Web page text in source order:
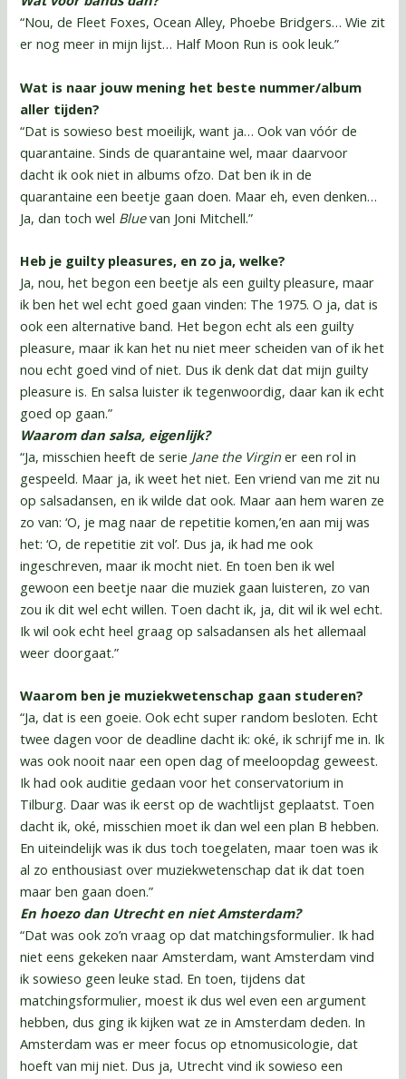
“Nou, de Fleet Foxes, Ocean Alley, Phoebe Bridgers… Wie zit
er nog meer in mijn lijst… Half Moon Run is ook leuk.”
Wat is naar jouw mening het beste nummer/album
aller tijden?
“Dat is sowieso best moeilijk, want ja… Ook van vóór de
quarantaine. Sinds de quarantaine wel, maar daarvoor
dacht ik ook niet in albums ofzo. Dat ben ik in de
quarantaine een beetje gaan doen. Maar eh, even denken…
Ja, dan toch wel Bluevan Joni Mitchell.”
Heb je guilty pleasures, en zo ja, welke?
Ja, nou, het begon een beetje als een guilty pleasure, maar
ik ben het wel echt goed gaan vinden: The 1975. O ja, dat is
ook een alternative band. Het begon echt als een guilty
pleasure, maar ik kan het nu niet meer scheiden van of ik het
nou echt goed vind of niet. Dus ik denk dat dat mijn guilty
pleasure is. En salsa luister ik tegenwoordig, daar kan ik echt
goed op gaan.”
Waarom dan salsa, eigenlijk?
“Ja, misschien heeft de serie Jane the Virginer een rol in
gespeeld. Maar ja, ik weet het niet. Een vriend van me zit nu
op salsadansen, en ik wilde dat ook. Maar aan hem waren ze
zo van: ‘O, je mag naar de repetitie komen,’en aan mij was
het: ‘O, de repetitie zit vol’. Dus ja, ik had me ook
ingeschreven, maar ik mocht niet. En toen ben ik wel
gewoon een beetje naar die muziek gaan luisteren, zo van
zou ik dit wel echt willen. Toen dacht ik, ja, dit wil ik wel echt.
Ik wil ook echt heel graag op salsadansen als het allemaal
weer doorgaat.”
Waarom ben je muziekwetenschap gaan studeren?
“Ja, dat is een goeie. Ook echt super random besloten. Echt
twee dagen voor de deadline dacht ik: oké, ik schrijf me in. Ik
was ook nooit naar een open dag of meeloopdag geweest.
Ik had ook auditie gedaan voor het conservatorium in
Tilburg. Daar was ik eerst op de wachtlijst geplaatst. Toen
dacht ik, oké, misschien moet ik dan wel een plan B hebben.
En uiteindelijk was ik dus toch toegelaten, maar toen was ik
al zo enthousiast over muziekwetenschap dat ik dat toen
maar ben gaan doen.”
En hoezo dan Utrecht en niet Amsterdam?
“Dat was ook zo’n vraag op dat matchingsformulier. Ik had
niet eens gekeken naar Amsterdam, want Amsterdam vind
ik sowieso geen leuke stad. En toen, tijdens dat
matchingsformulier, moest ik dus wel even een argument
hebben, dus ging ik kijken wat ze in Amsterdam deden. In
Amsterdam was er meer focus op etnomusicologie, dat
hoeft van mij niet. Dus ja, Utrecht vind ik sowieso een